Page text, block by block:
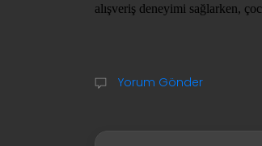
alışveriş deneyimi sağlarken,
Yorum Gönder